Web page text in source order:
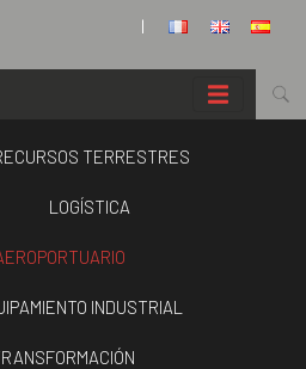
|
TERRESTRES
LOGÍSTICA
INDUSTRIAL